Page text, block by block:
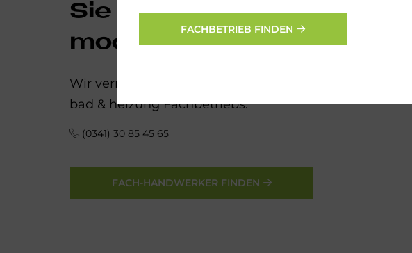
Sie möchten Ihre
modernisieren?
Wir vermitteln Ihnen gerne die Kontaktdaten unseres
bad & heizung Fachbetriebs.
(0341) 30 85 45 65
FACH-HANDWERKER FINDEN
FACHBETRIEB FINDEN